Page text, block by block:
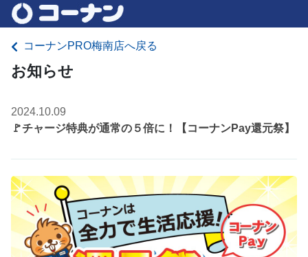
コーナンPRO梅南店へ戻る
お知らせ
2024.10.09
🚩チャージ特典が通常の５倍に！【コーナンPay還元祭】